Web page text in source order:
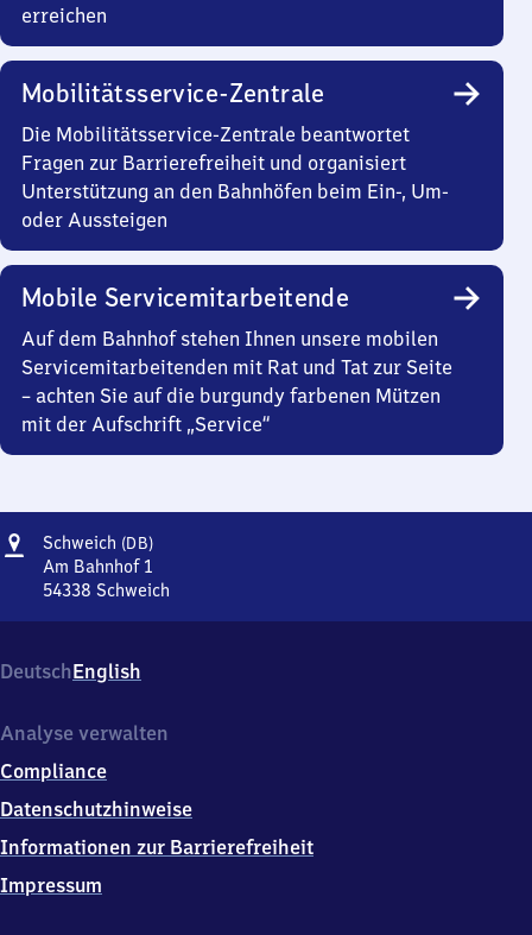
erreichen
Mobilitätsservice-Zentrale
Die Mobilitätsservice-Zentrale beantwortet
Fragen zur Barrierefreiheit und organisiert
Unterstützung an den Bahnhöfen beim Ein-, Um-
oder Aussteigen
Mobile Servicemitarbeitende
Auf dem Bahnhof stehen Ihnen unsere mobilen
Servicemitarbeitenden mit Rat und Tat zur Seite
– achten Sie auf die burgundy farbenen Mützen
mit der Aufschrift „Service“
Adresse
Schweich (DB)Schweich
Am Bahnhof 1
54338 Schweich
Am
Bahnhof
5
3
3
Schweich
DeutschEnglish
Analyse verwalten
Compliance
Datenschutzhinweise
Informationen zur Barrierefreiheit
Impressum